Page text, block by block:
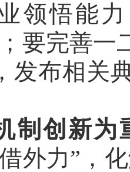
领悟能
要完善一
发布相关
制创新为
外力”，